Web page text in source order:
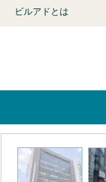
ビルアドとは